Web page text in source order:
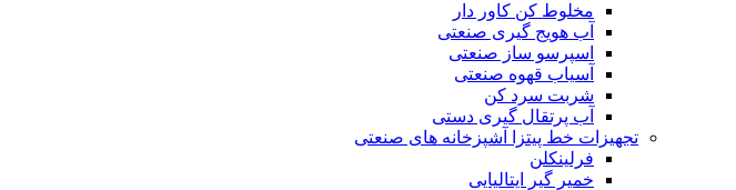
مخلوط کن کاور دار
آب هویج گیری صنعتی
اسپرسو ساز صنعتی
آسیاب قهوه صنعتی
شربت سرد کن
آب پرتقال گیری دستی
تجهیزات خط پیتزا آشپزخانه های صنعتی
فرلینکلن
خمیر گیر ایتالیایی